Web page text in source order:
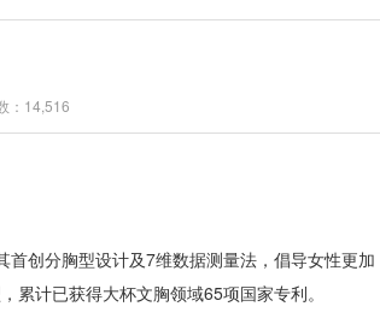
：14,516
创分胸型设计及7维数据测量法，倡导女性更加
累计已获得大杯文胸领域65项国家专利。